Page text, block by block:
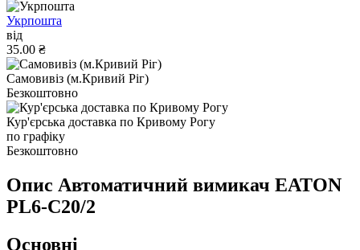
Укрпошта
від
35.00 ₴
Самовивіз (м.Кривий Ріг)
Безкоштовно
Кур'єрська доставка по Кривому Рогу
по графіку
Безкоштовно
Опис Автоматичний вимикач EATON
PL6-C20/2
Основні